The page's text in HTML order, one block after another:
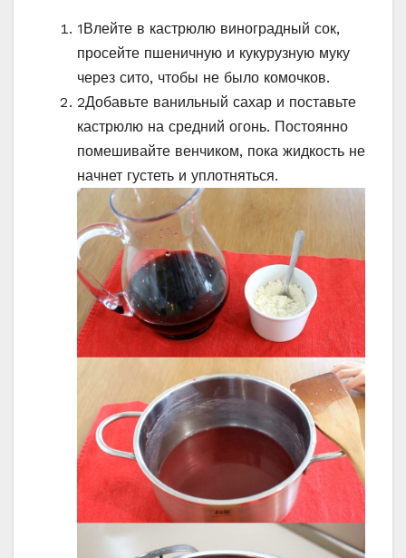
1Влейте в кастрюлю виноградный сок,
просейте пшеничную и кукурузную муку
через сито, чтобы не было комочков.
2Добавьте ванильный сахар и поставьте
кастрюлю на средний огонь. Постоянно
помешивайте венчиком, пока жидкость не
начнет густеть и уплотняться.